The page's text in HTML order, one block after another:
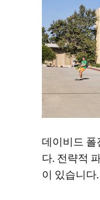
데이비드 폴
다. 전략적
이 있습니다.